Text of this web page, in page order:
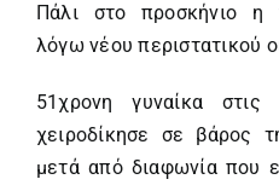
Πάλι στο προσκήνιο η
λόγω νέου περιστατικού
51χρονη γυναίκα
χειροδίκησε σε βάρος
μετά από διαφωνία που